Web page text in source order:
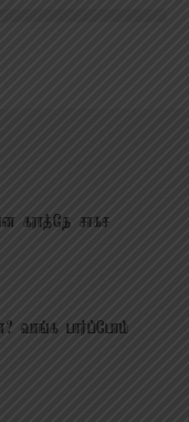
கராத்தே சாகச
வாங்க பார்ப்போம்